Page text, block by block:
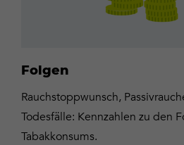
Folgen
Rauchstoppwunsch,
Todesfälle: Kennzahlen zu den
Tabakkonsums.